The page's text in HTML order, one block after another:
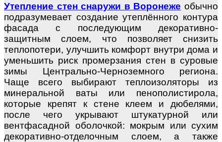
Утепление стен снаружи в Воронеже обычно
подразумевает создание утеплённого контура
фасада с последующим декоративно-
защитным слоем, что позволяет снизить
теплопотери, улучшить комфорт внутри дома и
уменьшить риск промерзания стен в суровые
зимы Центрально-Черноземного региона.
Чаще всего выбирают теплоизоляторы из
минеральной ваты или пенополистирола,
которые крепят к стене клеем и дюбелями,
после чего укрывают штукатурной или
вентфасадной оболочкой: мокрым или сухим
декоративно-отделочным слоем, а также